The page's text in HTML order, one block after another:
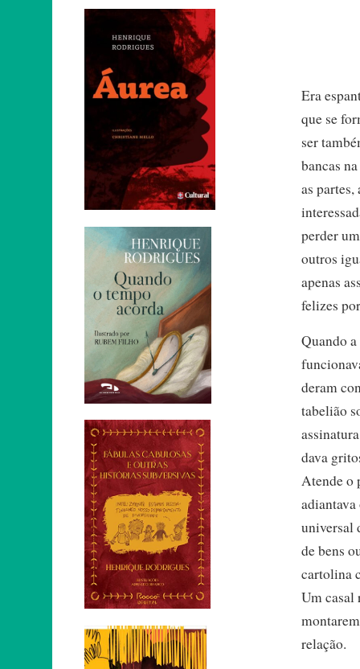
Era
que se
ser
bancas
as partes,
perder
outros
apenas
felizes
Quando
deram
tabelião
dava
Atende o
universal
de bens
cartolina
Um casal
relação.